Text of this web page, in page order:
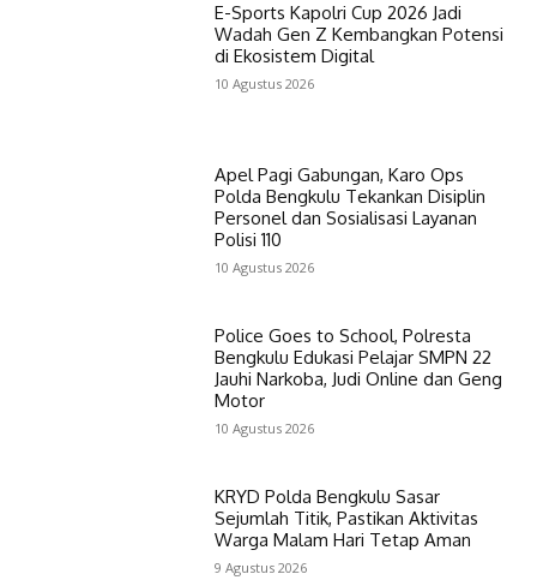
E-Sports Kapolri Cup 2026 Jadi
Wadah Gen Z Kembangkan Potensi
di Ekosistem Digital
10 Agustus 2026
Apel Pagi Gabungan, Karo Ops
Polda Bengkulu Tekankan Disiplin
Personel dan Sosialisasi Layanan
Polisi 110
10 Agustus 2026
Police Goes to School, Polresta
Bengkulu Edukasi Pelajar SMPN 22
Jauhi Narkoba, Judi Online dan Geng
Motor
10 Agustus 2026
KRYD Polda Bengkulu Sasar
Sejumlah Titik, Pastikan Aktivitas
Warga Malam Hari Tetap Aman
9 Agustus 2026